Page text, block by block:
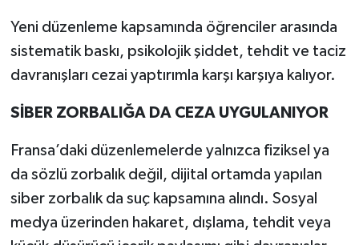
Yeni düzenleme kapsamında öğrenciler arasında
sistematik baskı, psikolojik şiddet, tehdit ve taciz
davranışları cezai yaptırımla karşı karşıya kalıyor.
SİBER ZORBALIĞA DA CEZA UYGULANIYOR
Fransa’daki düzenlemelerde yalnızca fiziksel ya
da sözlü zorbalık değil, dijital ortamda yapılan
siber zorbalık da suç kapsamına alındı. Sosyal
medya üzerinden hakaret, dışlama, tehdit veya